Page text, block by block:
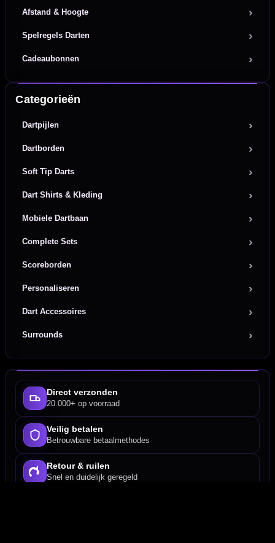
Afstand & Hoogte
Spelregels Darten
Cadeaubonnen
Categorieën
Dartpijlen
Dartborden
Soft Tip Darts
Dart Shirts & Kleding
Mobiele Dartbaan
Complete Sets
Scoreborden
Personaliseren
Dart Accessoires
Surrounds
Direct verzonden
20.000+ op voorraad
Veilig betalen
Betrouwbare betaalmethodes
Retour & ruilen
Snel en duidelijk geregeld